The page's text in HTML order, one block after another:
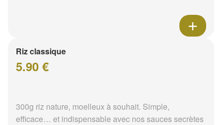
Riz classique
5.90 €
300g riz nature, moelleux à souhait. Simple,
efficace… et indispensable avec nos sauces secrètes